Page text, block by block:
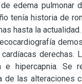
edema pulmonar
tenía historia de
hasta la actualidad.
derechas.
e hipercapnia. Se
de las alteraciones